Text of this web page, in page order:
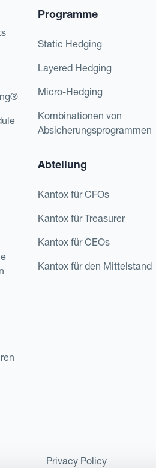
Programme
Static Hedging
Layered Hedging
Micro-Hedging
Kombinationen von
Absicherungsprogrammen
Abteilung
Kantox für CFOs
Kantox für Treasurer
Kantox für CEOs
Kantox für den Mittelstand
Privacy Policy